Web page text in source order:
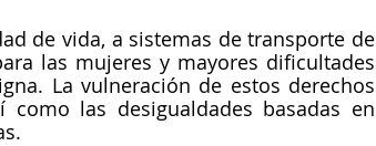
de vida, a sistemas de transporte de
las mujeres y mayores dificultades
La vulneración de estos derechos
las desigualdades basadas en